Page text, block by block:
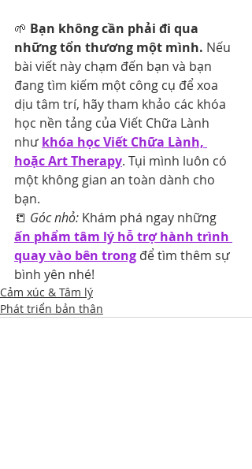
🌱 Bạn không cần phải đi qua
những tổn thương một mình. Nếu
bài viết này chạm đến bạn và bạn
đang tìm kiếm một công cụ để xoa
dịu tâm trí, hãy tham khảo các khóa
học nền tảng của Viết Chữa Lành
như khóa học Viết Chữa Lành,
hoặc Art Therapy. Tụi mình luôn có
một không gian an toàn dành cho
bạn.
📒 Góc nhỏ: Khám phá ngay những
ấn phẩm tâm lý hỗ trợ hành trình
quay vào bên trong để tìm thêm sự
bình yên nhé!
Cảm xúc & Tâm lý
Phát triển bản thân